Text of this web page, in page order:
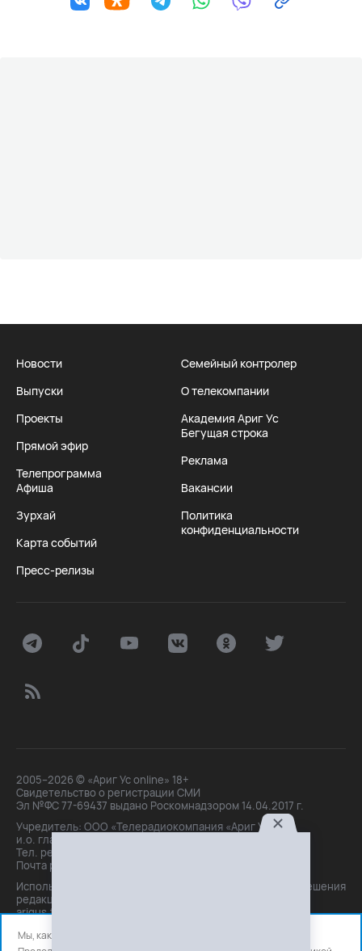
Новости
Выпуски
Проекты
Прямой эфир
Телепрограмма
Афиша
Зурхай
Карта событий
Пресс-релизы
Семейный контролер
О телекомпании
Академия Ариг Ус
Бегущая строка
Реклама
Вакансии
Политика
конфиденциальности
2005–2026 © «Ариг Ус online» 18+
Свидетельство о регистрации СМИ
Эл №ФС 77-69437 выдано Роскомнадзором 14.04.2017 г.
Учредитель: ООО «Телерадиокомпания «Ариг Ус»,
и.о. главного редактора: Маханова О.Б.
Тел. peдakции: +7(3012)21-30-14,
Почта peдakции: editor@arigus.tv
Использование материалов только с письменного разрешения
редакции. При цитировании прямая активная ссылка на
arigus.tv обязательна.
Мы, как и все используем файлы cookie и сервисы аналитики.